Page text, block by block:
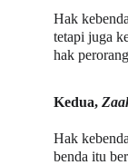
Hak
tetapi juga
hak
Kedua,
Hak
benda itu